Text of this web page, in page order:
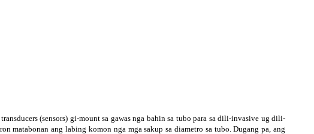
(sensors) gi-mount sa gawas nga bahin sa tubo para sa dili-invasive ug dili-
matabonan ang labing komon nga mga sakup sa diametro sa tubo. Dugang pa, ang